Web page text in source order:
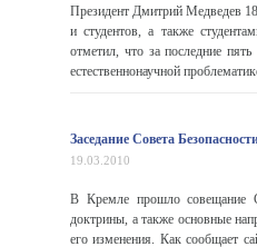
Президент Дмитрий Медведев
и студентов, а также
отметил, что за последние
естественнонаучной
Заседание Совета
19.03.2010
В Кремле прошло совещание
доктрины, а также основные
его изменения. Как сообщает